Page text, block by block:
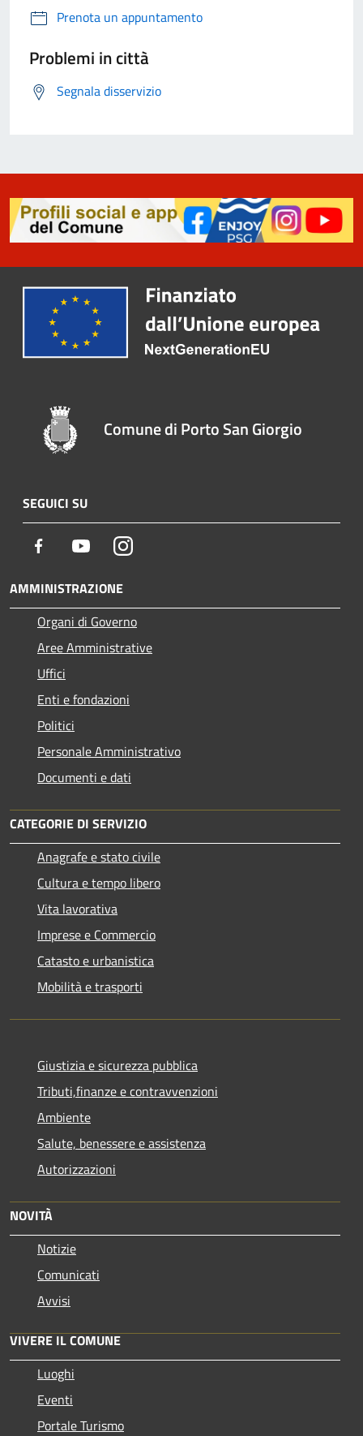
Prenota un appuntamento
Problemi in città
Segnala disservizio
Comune di Porto San Giorgio
SEGUICI SU
Facebook YoutubeInstagram
AMMINISTRAZIONE
Organi di Governo
Aree Amministrative
Uffici
Enti e fondazioni
Politici
Personale Amministrativo
Documenti e dati
CATEGORIE DI SERVIZIO
Anagrafe e stato civile
Cultura e tempo libero
Vita lavorativa
Imprese e Commercio
Catasto e urbanistica
Mobilità e trasporti
Giustizia e sicurezza pubblica
Tributi,finanze e contravvenzioni
Ambiente
Salute, benessere e assistenza
Autorizzazioni
NOVITÀ
Notizie
Comunicati
Avvisi
VIVERE IL COMUNE
Luoghi
Eventi
Portale Turismo